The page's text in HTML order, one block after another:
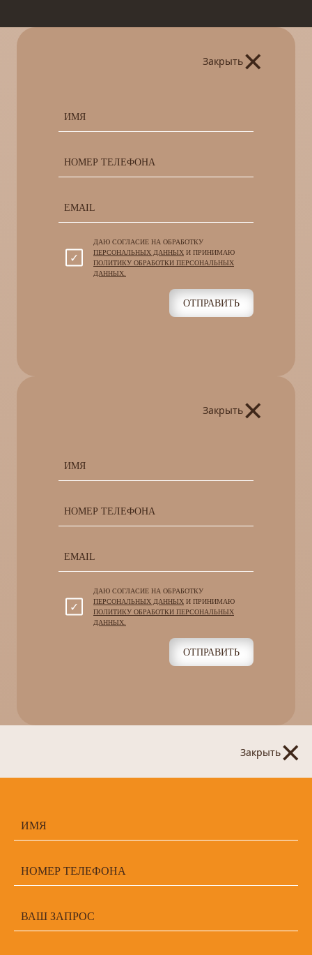
Закрыть×
ДАЮ СОГЛАСИЕ НА ОБРАБОТКУ
ПЕРСОНАЛЬНЫХ ДАННЫХ И ПРИНИМАЮ
ПОЛИТИКУ ОБРАБОТКИ ПЕРСОНАЛЬНЫХ
ДАННЫХ.
ОТПРАВИТЬ
Закрыть×
ДАЮ СОГЛАСИЕ НА ОБРАБОТКУ
ПЕРСОНАЛЬНЫХ ДАННЫХ И ПРИНИМАЮ
ПОЛИТИКУ ОБРАБОТКИ ПЕРСОНАЛЬНЫХ
ДАННЫХ.
ОТПРАВИТЬ
Закрыть×